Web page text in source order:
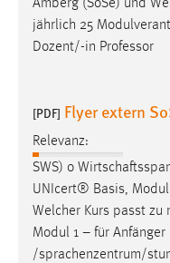
Amberg (SoSe) und
jährlich 25
Dozent/-in Professor
[PDF] Flyer extern
Relevanz:
SWS) o
UNIcert® Basis, Modul
Welcher Kurs passt
Modul 1 – für
/sprachenzentrum/
Name:
_fbp
Zweck:
Conversion-Tracking
Cookie Laufzeit:
3 Monate